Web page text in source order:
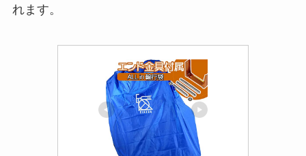
れます。